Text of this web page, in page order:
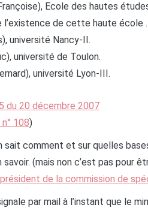
Ecole des hautes
l’existence de cette haute école
université Nancy-II.
université de Toulon.
université Lyon-III.
du 20 décembre 2007
108)
sait comment et sur quelles
savoir. (mais non c’est pas pour
de la commission de
par mail à l’instant que le